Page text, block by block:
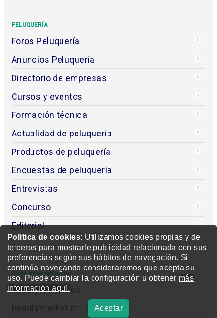
Política de cookies: Utilizamos cookies propias y de
terceros para mostrarle publicidad relacionada con sus
preferencias según sus hábitos de navegación. Si
continúa navegando consideraremos que acepta su
uso. Puede cambiar la configuración u obtener más
información aquí.
Aceptar
PELUQUERÍA
Foros Peluquería
Anuncios Peluquería
Directorio de empresas
Cursos y eventos
Formación técnica
Actualidad de peluquería
Productos de peluquería
Encuestas de peluquería
Entrevistas
Concurso
Editorial
Otras webs del grupo
beautymarket.es
beautymarket.pt